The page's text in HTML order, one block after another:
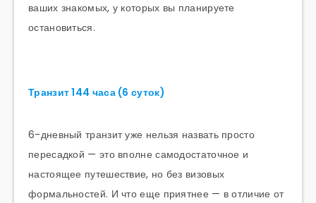
ваших знакомых, у которых вы планируете
остановиться.
Транзит 144 часа (6 суток)
6-дневный транзит уже нельзя назвать просто
пересадкой — это вполне самодостаточное и
настоящее путешествие, но без визовых
формальностей. И что еще приятнее — в отличие от